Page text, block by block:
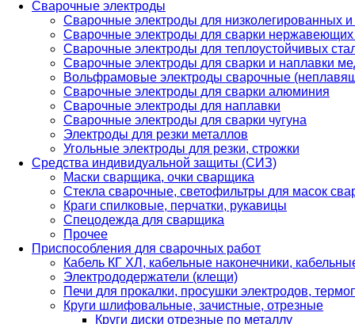
Сварочные электроды
Сварочные электроды для низколегированных и
Сварочные электроды для сварки
Сварочные электроды для теплоустойчивых
Сварочные электроды для сварки и наплавки
Вольфрамовые электроды сварочные
Сварочные электроды для сварки алюминия
Сварочные электроды для наплавки
Сварочные электроды для сварки чугуна
Электроды для резки металлов
Угольные электроды для резки, строжки
Средства индивидуальной защиты (СИЗ)
Маски сварщика, очки сварщика
Стекла сварочные, светофильтры для масок
Краги спилковые, перчатки, рукавицы
Спецодежда для сварщика
Прочее
Приспособления для сварочных работ
Кабель КГ ХЛ, кабельные наконечники,
Электрододержатели (клещи)
Печи для прокалки, просушки электродов,
Круги шлифовальные, зачистные, отрезные
Круги диски отрезные по металлу